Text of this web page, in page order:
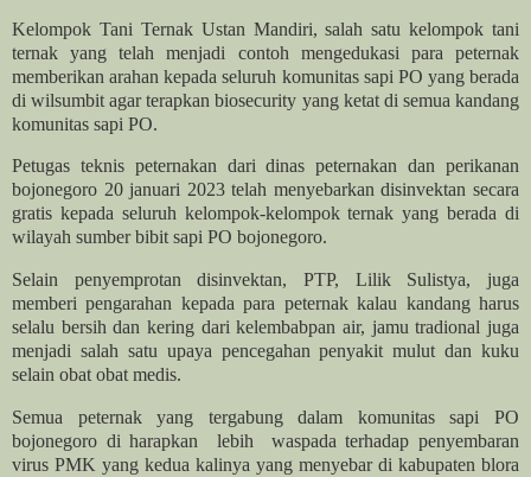
Kelompok Tani Ternak Ustan Mandiri, salah satu kelompok tani
ternak yang telah menjadi contoh mengedukasi para peternak
memberikan arahan kepada seluruh komunitas sapi PO yang berada
di wilsumbit agar terapkan biosecurity yang ketat di semua kandang
komunitas sapi PO.
Petugas teknis peternakan dari dinas peternakan dan perikanan
bojonegoro 20 januari 2023 telah menyebarkan disinvektan secara
gratis kepada seluruh kelompok-kelompok ternak yang berada di
wilayah sumber bibit sapi PO bojonegoro.
Selain penyemprotan disinvektan, PTP, Lilik Sulistya, juga
memberi pengarahan kepada para peternak kalau kandang harus
selalu bersih dan kering dari kelembabpan air, jamu tradional juga
menjadi salah satu upaya pencegahan penyakit mulut dan kuku
selain obat obat medis.
Semua peternak yang tergabung dalam komunitas sapi PO
bojonegoro di harapkan lebih waspada terhadap penyembaran
virus PMK yang kedua kalinya yang menyebar di kabupaten blora